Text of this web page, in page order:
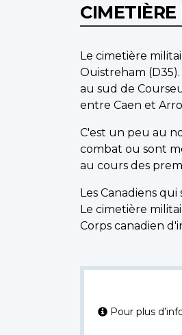
Le cimetière
Ouistreham
au sud de
entre Caen et
C'est un peu au
combat ou sont
au cours des
Les Canadiens
Le cimetière
Corps canadien
Pour plus